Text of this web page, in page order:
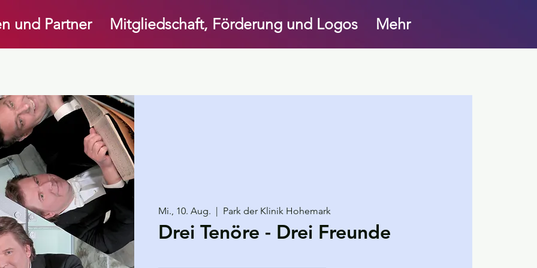
und Partner Mitgliedschaft, Förderung und Logos Mehr
Mi., 10. Aug. Park der Klinik Hohemark
Drei Tenöre - Drei Freunde